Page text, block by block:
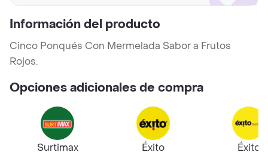
Información del producto
Cinco Ponqués Con Mermelada Sabor a Frutos
Rojos.
Opciones adicionales de compra
Surtimax
Éxito
Éxito